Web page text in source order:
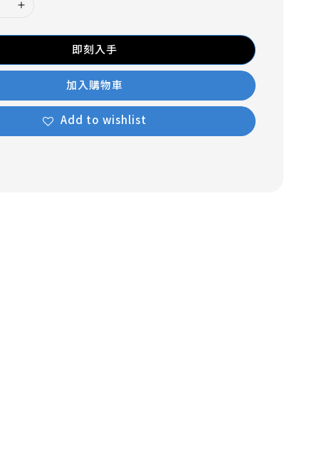
即刻入手
加入購物車
Add to wishlist